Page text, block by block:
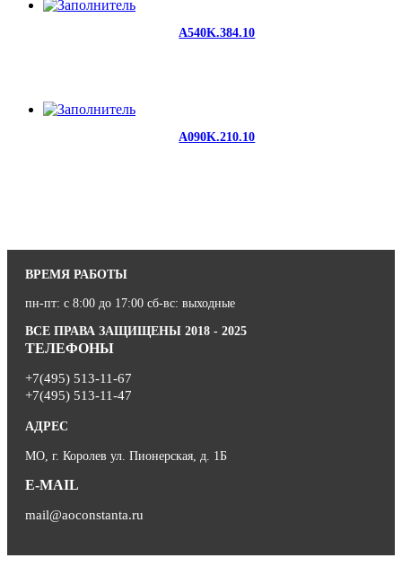
A540K.384.10
A090K.210.10
ВРЕМЯ РАБОТЫ
пн-пт: с 8:00 до 17:00 сб-вс: выходные
ВСЕ ПРАВА ЗАЩИЩЕНЫ 2018 - 2025
ТЕЛЕФОНЫ
+7(495) 513-11-67
+7(495) 513-11-47
АДРЕС
МО, г. Королев ул. Пионерская, д. 1Б
E-MAIL
mail@aoconstanta.ru